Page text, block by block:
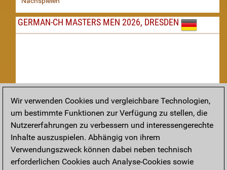
GERMAN-CH MASTERS MEN 2026, DRESDEN
Nachspielen
TAKTIK
Taktikstellungen aus den heutigen Partien
Wir verwenden Cookies und vergleichbare Technologien,
um bestimmte Funktionen zur Verfügung zu stellen, die
Nutzererfahrungen zu verbessern und interessengerechte
Inhalte auszuspielen. Abhängig von ihrem
Verwendungszweck können dabei neben technisch
erforderlichen Cookies auch Analyse-Cookies sowie